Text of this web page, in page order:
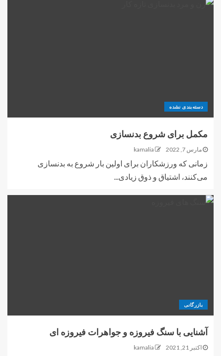
دسته‌بندی نشده
مکمل برای شروع بدنسازی
مارس 7, 2022 kamalia
زمانی که ورزشکاران برای اولین بار شروع به بدنسازی
می‌کنند، اشتیاق و ذوق زیادی...
بازرگانی
آشنایی با سنگ فیروزه و جواهرات فیروزه ای
اکتبر 21, 2021 kamalia